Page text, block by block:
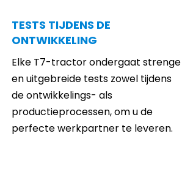
TESTS TIJDENS DE
ONTWIKKELING
Elke T7-tractor ondergaat strenge
en uitgebreide tests zowel tijdens
de ontwikkelings- als
productieprocessen, om u de
perfecte werkpartner te leveren.